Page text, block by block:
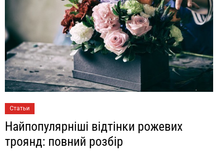
Статьи
Найпопулярніші відтінки рожевих
троянд: повний розбір